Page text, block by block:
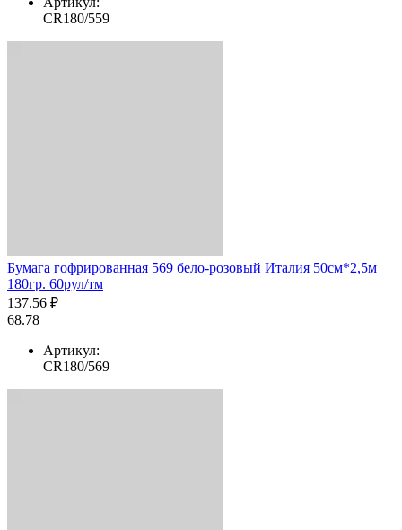
CR180/559
Бумага гофрированная 569 бело-розовый Италия 50см*2,5м
180гр. 60рул/тм
137.56 ₽
68.78
Артикул:
CR180/569